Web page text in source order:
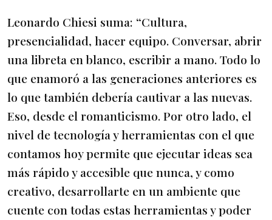
Leonardo Chiesi suma: “Cultura,
presencialidad, hacer equipo. Conversar, abrir
una libreta en blanco, escribir a mano. Todo lo
que enamoró a las generaciones anteriores es
lo que también debería cautivar a las nuevas.
Eso, desde el romanticismo. Por otro lado, el
nivel de tecnología y herramientas con el que
contamos hoy permite que ejecutar ideas sea
más rápido y accesible que nunca, y como
creativo, desarrollarte en un ambiente que
cuente con todas estas herramientas y poder